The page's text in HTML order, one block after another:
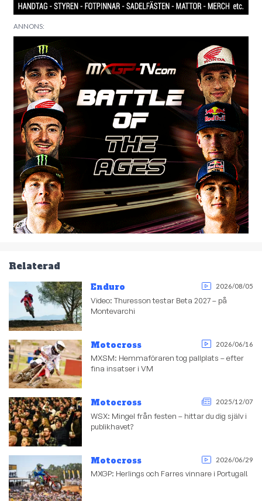
ANNONS:
Relaterad
Enduro 2026/08/05
Video: Thuresson testar Beta 2027 – på
Montevarchi
Motocross 2026/06/16
MXSM: Hemmaföraren tog pallplats – efter
fina insatser i VM
Motocross 2025/12/07
WSX: Mingel från festen – hittar du dig själv i
publikhavet?
Motocross 2026/06/29
MXGP: Herlings och Farres vinnare i Portugal!